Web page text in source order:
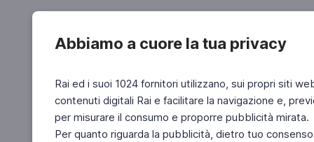
Abbiamo a cuore la tua privacy
Rai ed i suoi 1024 fornitori utilizzano, sui propri siti
contenuti digitali Rai e facilitare la navigazione e,
per misurare il consumo e proporre pubblicità mirata.
Per quanto riguarda la pubblicità, dietro tuo